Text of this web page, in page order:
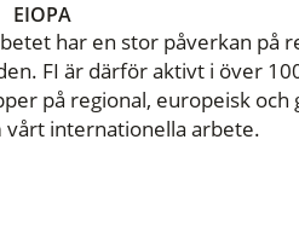
EIOPA
har en stor påverkan på
FI är därför aktivt i över
på regional, europeisk och
internationella arbete.